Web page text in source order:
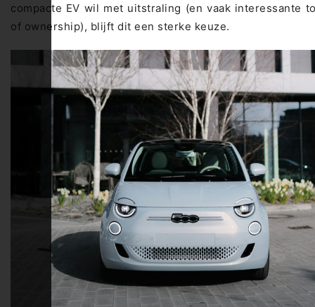
compacte EV wil met uitstraling (en vaak interessante
of ownership), blijft dit een sterke keuze.